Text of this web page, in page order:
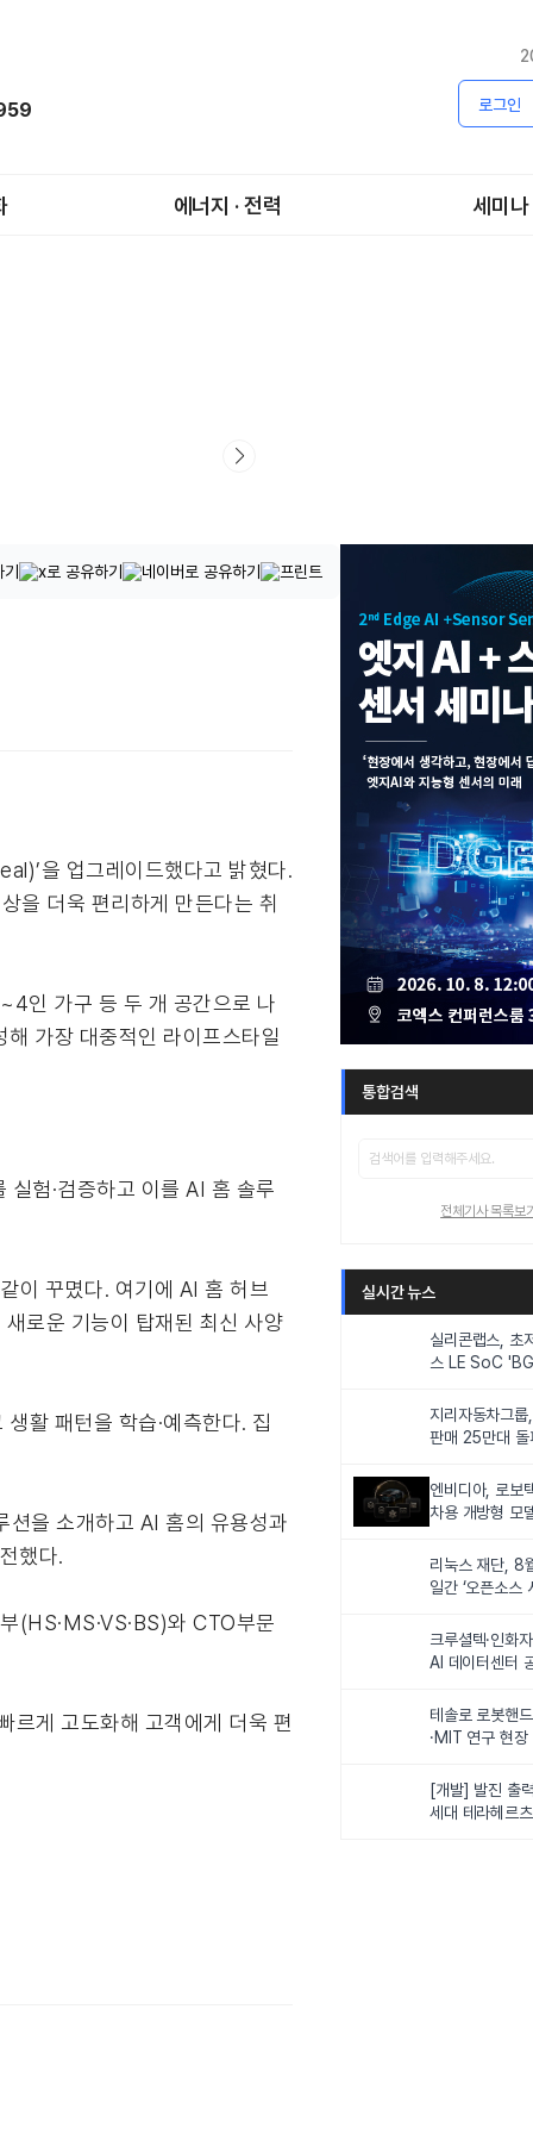
로그인
에너지 · 전력 세미나
을 업그레이드했다고 밝혔다.
을 더욱 편리하게 만든다는 취
인 가구 등 두 개 공간으로 나
가장 대중적인 라이프스타일
험·검증하고 이를 AI 홈 솔루
이 꾸몄다. 여기에 AI 홈 허브
로운 기능이 탑재된 최신 사양
활 패턴을 학습·예측한다. 집
을 소개하고 AI 홈의 유용성과
했다.
(HS·MS·VS·BS)와 CTO부문
르게 고도화해 고객에게 더욱 편
통합검색
전체기사 목록보
실시간 뉴스
실리콘랩스, 초
스 LE SoC
지리자동차그
판매 25만대 돌
엔비디아, 로보
차용 개방형 모
리눅스 재단, 8
일간 ‘오픈소스
크루셜텍·인화
AI 데이터센터
테솔로 로봇핸
·MIT 연구 현
화
[개발] 발진 출
세대 테라헤르